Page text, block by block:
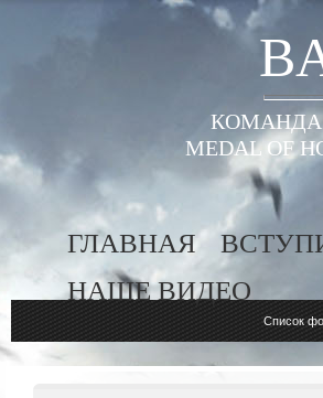
КОМАНДА
MEDAL OF
ГЛАВНАЯ
НАШЕ ВИДЕО
Список